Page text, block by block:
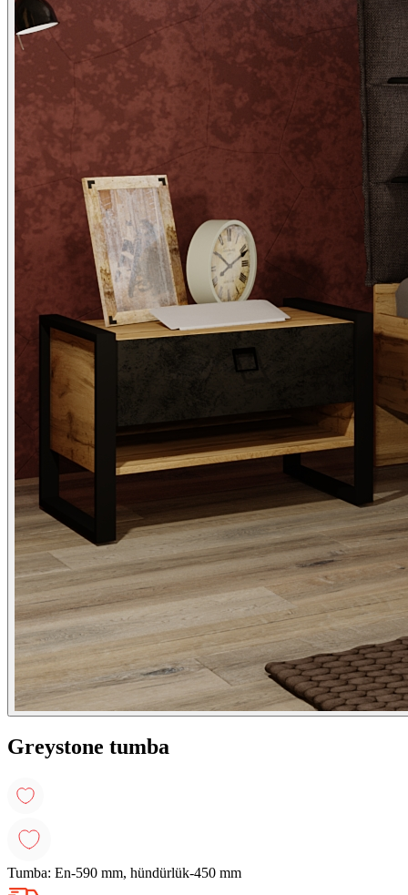
Greystone tumba
Tumba: En-590 mm, hündürlük-450 mm